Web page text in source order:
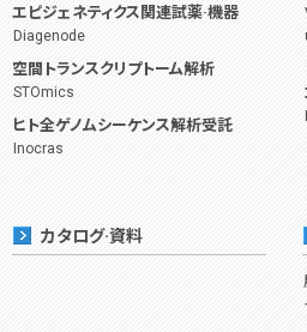
エピジェネティクス関連試薬·機器
Diagenode
空間トランスクリプトーム解析
STOmics
ヒト全ゲノムシーケンス解析受託
Inocras
カタログ·資料